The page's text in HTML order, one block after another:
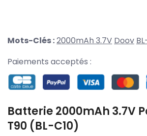
Mots-Clés :2000mAh 3.7V Doov
Paiements acceptés :
Batterie 2000mAh 3.7V
T90 (BL-C10)